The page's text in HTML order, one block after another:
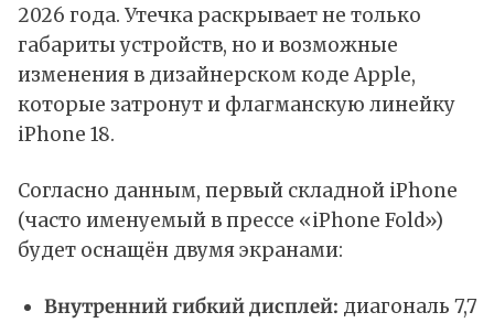
2026 года. Утечка раскрывает не только
габариты устройств, но и возможные
изменения в дизайнерском коде Apple,
которые затронут и флагманскую линейку
iPhone 18.
Согласно данным, первый складной iPhone
(часто именуемый в прессе «iPhone Fold»)
будет оснащён двумя экранами:
Внутренний гибкий дисплей: диагональ 7,7